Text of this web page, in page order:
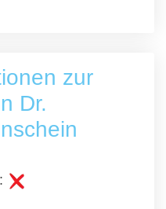
zur
Dr.